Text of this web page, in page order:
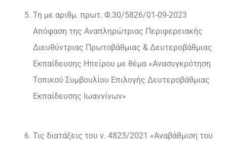
Τη με αριθμ. πρωτ. Φ.30/5826/01-09-2023
Απόφαση της Αναπληρώτριας Περιφερειακής
Διευθύντριας Πρωτοβάθμιας & Δευτεροβάθμιας
Εκπαίδευσης Ηπείρου με θέμα «Ανασυγκρότηση
Τοπικού Συμβουλίου Επιλογής Δευτεροβάθμιας
Εκπαίδευσης Ιωαννίνων»
Τις διατάξεις του ν. 4823/2021 «Αναβάθμιση του